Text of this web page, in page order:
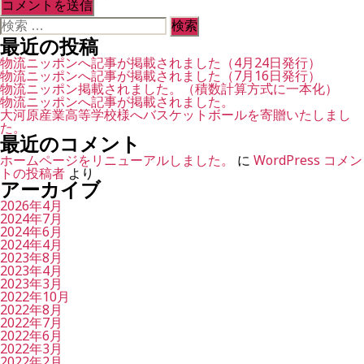
検
索
対
象:
最近の投稿
物流ニッポンへ記事が掲載されました（4月24日発行）
物流ニッポンへ記事が掲載されました（7月16日発行）
物流ニッポン掲載されました。（積数計算方式に一本化）
物流ニッポンへ記事が掲載されました。
大河原産業高等学校様へバスケットボールを寄贈いたしまし
た。
最近のコメント
ホームページをリニューアルしました。 に WordPress コメン
トの投稿者 より
アーカイブ
2026年4月
2024年7月
2024年6月
2024年4月
2023年8月
2023年4月
2023年3月
2022年10月
2022年8月
2022年7月
2022年6月
2022年3月